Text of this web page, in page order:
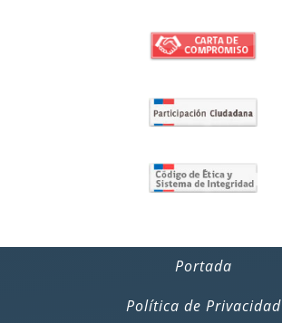
Portada
Política de Privacidad